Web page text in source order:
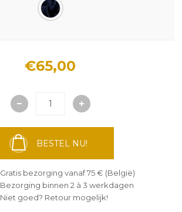
€65,00
BESTEL NU!
Gratis bezorging vanaf 75 € (België)
Bezorging binnen 2 à 3 werkdagen
Niet goed? Retour mogelijk!